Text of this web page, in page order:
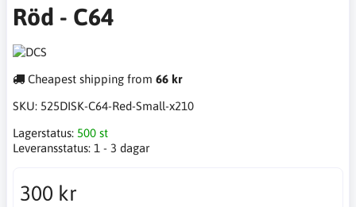
Röd - C64
Cheapest shipping from 66 kr
SKU: 525DISK-C64-Red-Small-x210
Lagerstatus: 500 st
Leveransstatus: 1 - 3 dagar
300 kr